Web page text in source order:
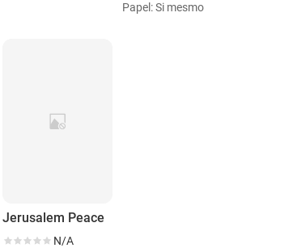
Papel: Si mesmo
Jerusalem Peace
N/A